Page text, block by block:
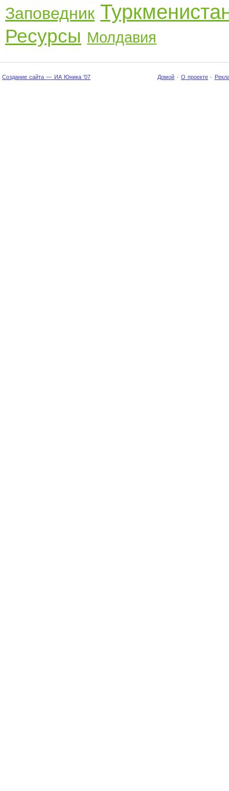
Заповедник
Ресурсы Молдавия
Создание сайта — ИА Юника '07 Домой · О проекте ·